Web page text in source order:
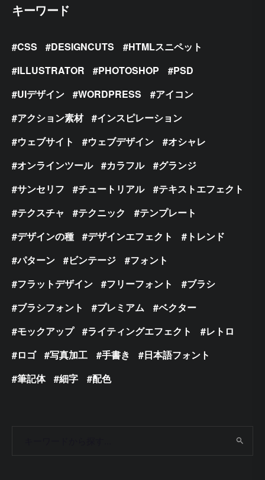
キーワード
CSS DESIGNCUTS
HTMLスニペット
ILLUSTRATOR
PHOTOSHOP
PSD
UIデザイン
WORDPRESS
アイコン
アクション素材
インスピレーション
ウェブサイト
ウェブデザイン
オシャレ
オンラインツール
カラフル
グランジ
サンセリフ
チュートリアル
テキストエフェクト
テクスチャ
テクニック
テンプレート
デザインの種
デザインエフェクト
トレンド
パターン
ビンテージ
フォント
フラットデザイン
フリーフォント
ブラシ
ブラシフォント
プレミアム
ベクター
モックアップ
ライティングエフェクト
レトロ
ロゴ
写真加工 手書き
日本語フォント
筆記体
細字 配色